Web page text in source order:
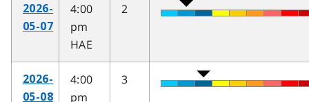
2026-
05-07
4:00
pm
HAE
2
2026-
05-08
4:00
pm
3